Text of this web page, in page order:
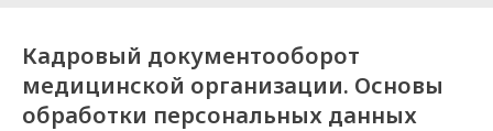
Кадровый документооборот
медицинской организации. Основы
обработки персональных данных